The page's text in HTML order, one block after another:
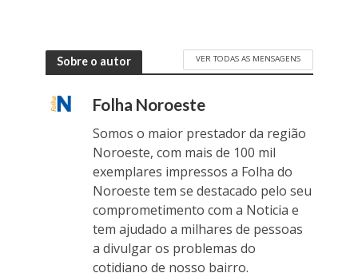
Sobre o autor VER TODAS AS MENSAGENS
Folha Noroeste
Somos o maior prestador da região
Noroeste, com mais de 100 mil
exemplares impressos a Folha do
Noroeste tem se destacado pelo seu
comprometimento com a Noticia e
tem ajudado a milhares de pessoas
a divulgar os problemas do
cotidiano de nosso bairro.